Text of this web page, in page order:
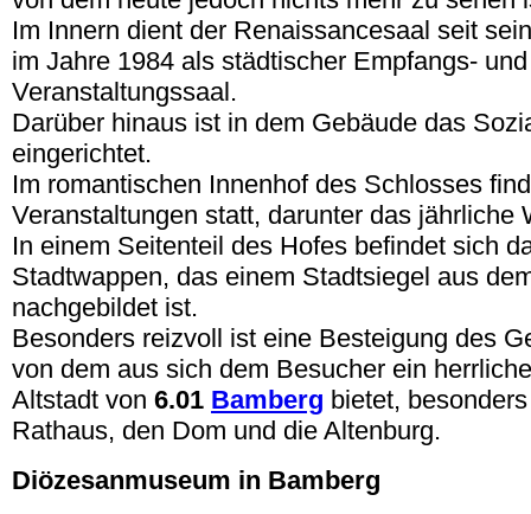
Im Innern dient der Renaissancesaal seit
im Jahre 1984 als städtischer Empfangs- und
Veranstaltungssaal.
Darüber hinaus ist in dem Gebäude das
eingerichtet.
Im romantischen Innenhof des Schlosses
Veranstaltungen statt, darunter das jährliche
In einem Seitenteil des Hofes befindet sich
Stadtwappen, das einem Stadtsiegel aus
nachgebildet ist.
Besonders reizvoll ist eine Besteigung des
von dem aus sich dem Besucher ein
Altstadt von 6.01 Bamberg bietet,
Rathaus, den Dom und die Altenburg.
Diözesanmuseum in Bamberg